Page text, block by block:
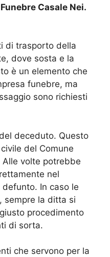
Casale Nei.
di trasporto della
dove sosta e la
è un elemento che
funebre, ma
sono richiesti
deceduto. Questo
del Comune
Alle volte potrebbe
nel
In caso le
sempre la ditta si
procedimento
di sorta.
che servono per la